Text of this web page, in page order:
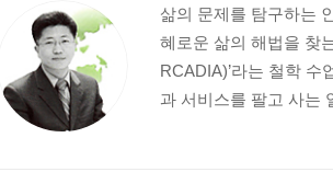
. 오래된 미래, 공자를 나오며
자, 자유로운 삶의 길
. 정저지와에서 붕정만리로
삶의 문제를 탐구하는
혜로운 삶의 해법을 찾
RCADIA)’라는 철학
과 서비스를 팔고 사는